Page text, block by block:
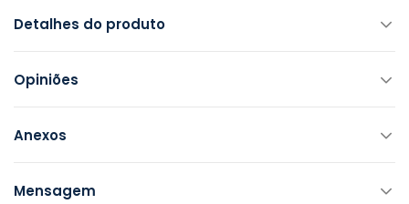
Detalhes do produto
Opiniões
Anexos
Mensagem